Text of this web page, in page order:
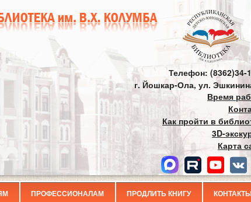
Телефон: (8362)34-
г. Йошкар-Ола, ул.
Время
Как пройти в
3D-
Карта
ПРОФЕССИОНАЛАМ ПРОДЛИТЬ КНИГУ КОНТАКТЫ